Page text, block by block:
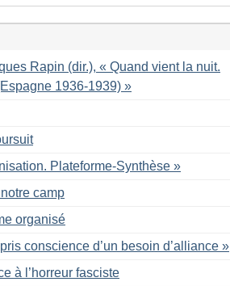
Rapin (dir.), « Quand vient la nuit.
1936-1939) »
Plateforme-Synthèse »
camp
organisé
conscience d’un besoin d’alliance »
à l’horreur fasciste